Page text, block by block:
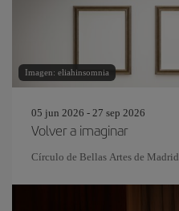
Imagen: eliahinsomnia
05 jun 2026 - 27 sep 2026
Volver a imaginar
Círculo de Bellas Artes de Madrid